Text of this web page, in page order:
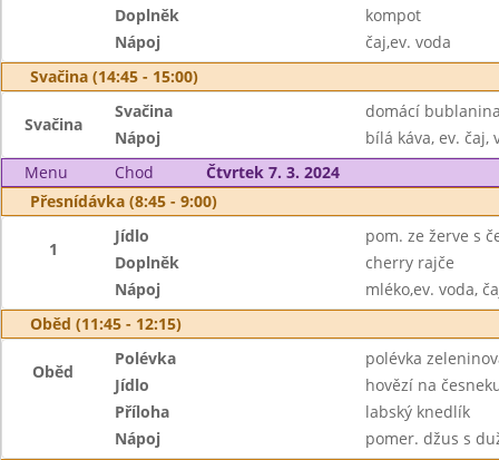
Doplněk
kompot
Nápoj
čaj,ev. voda
Svačina (14:45 - 15:00)
Svačina
Svačina
domácí
Nápoj
bílá káva, ev. čaj,
Menu
Chod
Čtvrtek 7. 3. 2024
Přesnídávka (8:45 - 9:00)
1
Jídlo
pom. ze žerve s
Doplněk
cherry rajče
Nápoj
mléko,ev. voda,
Oběd (11:45 - 12:15)
Oběd
Polévka
polévka
Jídlo
hovězí na
Příloha
labský knedlík
Nápoj
pomer. džus s